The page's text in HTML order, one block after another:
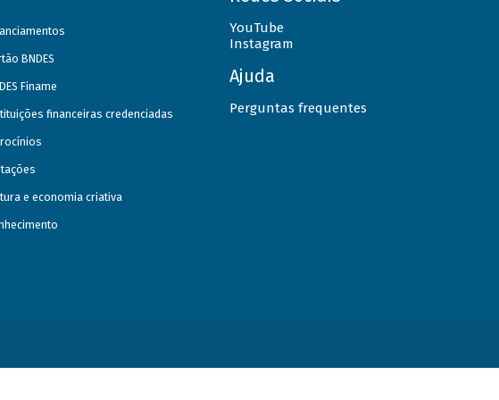
BNDES
Finame
financeiras credenciadas
e economia criativa
YouTube
Instagram
Ajuda
Perguntas frequentes